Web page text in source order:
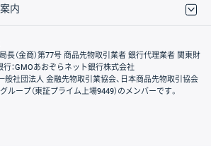
内
いて
長（金商）第77号 商品先物取引業者 銀行代理業者 関東財
行：GMOあおぞらネット銀行株式会社
般社団法人 金融先物取引業協会、日本商品先物取引協会
ープ（東証プライム上場9449）のメンバーです。